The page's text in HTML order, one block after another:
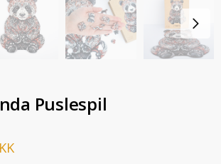
Puslespil